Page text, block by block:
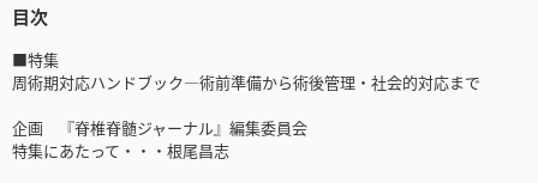
目次
■特集
周術期対応ハンドブック―術前準備から術後管理・社会的対応まで
企画 『脊椎脊髄ジャーナル』編集委員会
特集にあたって・・・根尾昌志